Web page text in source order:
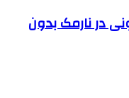
در نارمک بدون